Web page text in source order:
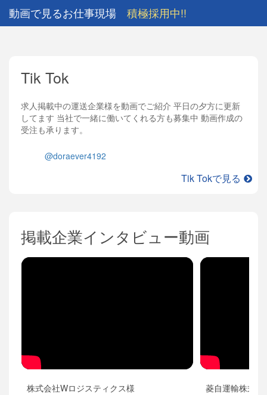
動画で見るお仕事現場 積極採用中!!
Tik Tok
求人掲載中の運送企業様を動画でご紹介 平日の夕方に更新
してます 当社で一緒に働いてくれる方も募集中 動画作成の
受注も承ります。
Tik Tokで見る
@doraever4192
掲載企業インタビュー動画
株式会社Wロジスティクス様 菱自運輸株式会